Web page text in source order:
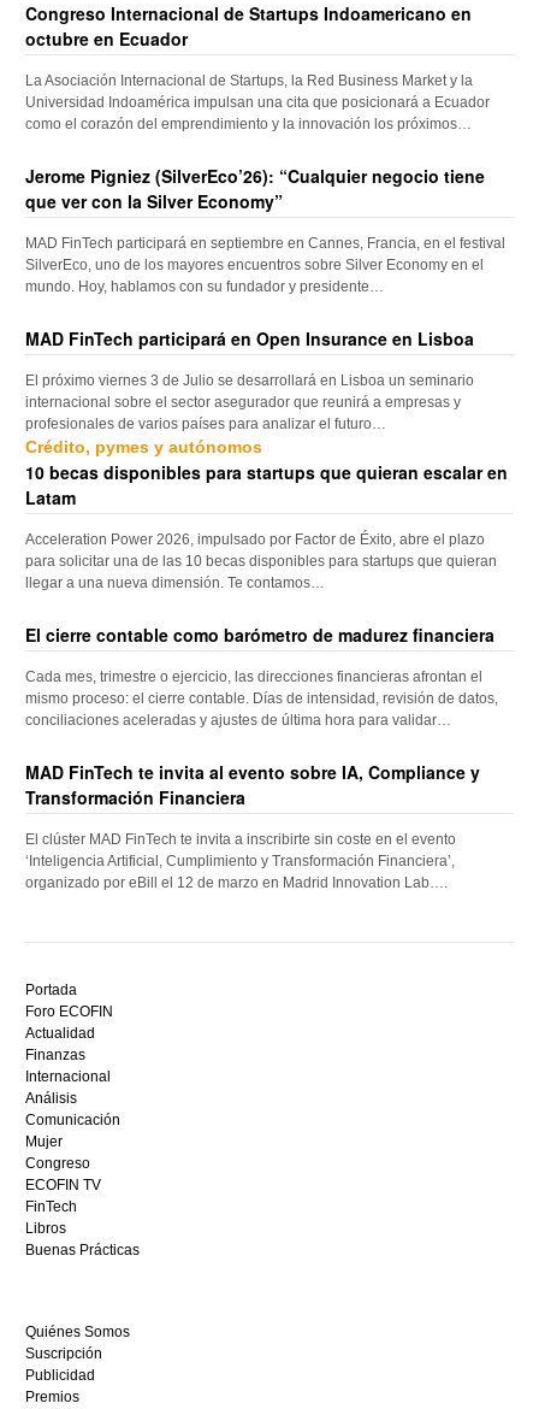
Congreso Internacional de Startups Indoamericano en
octubre en Ecuador
La Asociación Internacional de Startups, la Red Business Market y la
Universidad Indoamérica impulsan una cita que posicionará a Ecuador
como el corazón del emprendimiento y la innovación los próximos…
Jerome Pigniez (SilverEco’26): “Cualquier negocio tiene
que ver con la Silver Economy”
MAD FinTech participará en septiembre en Cannes, Francia, en el festival
SilverEco, uno de los mayores encuentros sobre Silver Economy en el
mundo. Hoy, hablamos con su fundador y presidente…
MAD FinTech participará en Open Insurance en Lisboa
El próximo viernes 3 de Julio se desarrollará en Lisboa un seminario
internacional sobre el sector asegurador que reunirá a empresas y
profesionales de varios países para analizar el futuro…
Crédito, pymes y autónomos
10 becas disponibles para startups que quieran escalar en
Latam
Acceleration Power 2026, impulsado por Factor de Éxito, abre el plazo
para solicitar una de las 10 becas disponibles para startups que quieran
llegar a una nueva dimensión. Te contamos…
El cierre contable como barómetro de madurez financiera
Cada mes, trimestre o ejercicio, las direcciones financieras afrontan el
mismo proceso: el cierre contable. Días de intensidad, revisión de datos,
conciliaciones aceleradas y ajustes de última hora para validar…
MAD FinTech te invita al evento sobre IA, Compliance y
Transformación Financiera
El clúster MAD FinTech te invita a inscribirte sin coste en el evento
‘Inteligencia Artificial, Cumplimiento y Transformación Financiera’,
organizado por eBill el 12 de marzo en Madrid Innovation Lab….
mejor
bono
sin
depósito
casino
en
España,
visita
este
sitio
restaurantedonmauro.es
y
ganar
hoy
mismo.
Portada
Foro ECOFIN
Actualidad
Finanzas
Internacional
Análisis
Comunicación
Mujer
Congreso
ECOFIN TV
FinTech
Libros
Buenas Prácticas
Quiénes Somos
Suscripción
Publicidad
Premios